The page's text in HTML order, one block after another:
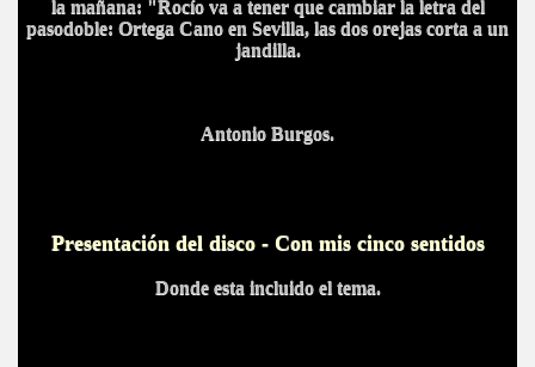
la mañana: "Rocío va a tener que cambiar la letra del
pasodoble: Ortega Cano en Sevilla, las dos orejas corta a un
jandilla.
Antonio Burgos.
Presentación del disco - Con mis cinco sentidos
Donde esta incluido el tema.